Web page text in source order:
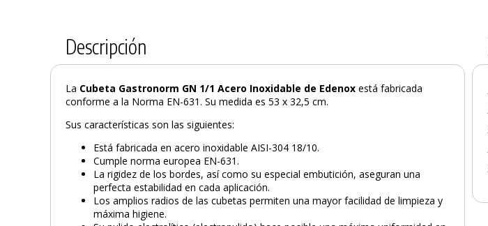
Descripción
La Cubeta Gastronorm GN 1/1 Acero Inoxidable de Edenoxestá fabricada
conforme a la Norma EN-631. Su medida es 53 x 32,5 cm.
Sus características son las siguientes:
Está fabricada en acero inoxidable AISI-304 18/10.
Cumple norma europea EN-631.
La rigidez de los bordes, así como su especial embutición, aseguran una
perfecta estabilidad en cada aplicación.
Los amplios radios de las cubetas permiten una mayor facilidad de limpieza y
máxima higiene.